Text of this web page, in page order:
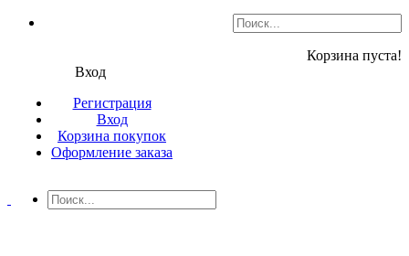
Корзина пуста!
Вход
Регистрация
Вход
Корзина покупок
Оформление заказа